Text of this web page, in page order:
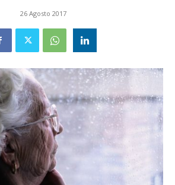
26 Agosto 2017